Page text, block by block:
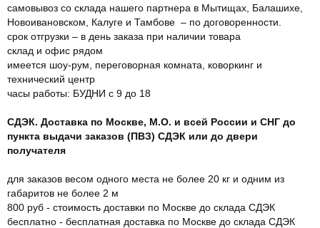
самовывоз со склада нашего партнера в Мытищах, Балашихе,
Новоивановском, Калуге и Тамбове – по договоренности.
срок отгрузки – в день заказа при наличии товара
склад и офис рядом
имеется шоу-рум, переговорная комната, коворкинг и
технический центр
часы работы: БУДНИ с 9 до 18
СДЭК. Доставка по Москве, М.О. и всей России и СНГ до
пункта выдачи заказов (ПВЗ) СДЭК или до двери
получателя
для заказов весом одного места не более 20 кг и одним из
габаритов не более 2 м
800 руб - стоимость доставки по Москве до склада СДЭК
бесплатно - бесплатная доставка по Москве до склада СДЭК